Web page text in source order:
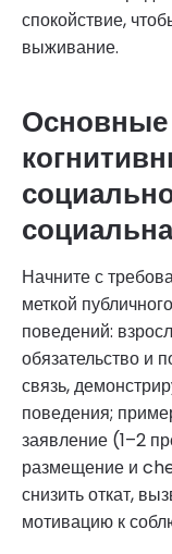
спокойствие,
выживание.
Основные
Начните с
меткой
поведений:
обязательство и
связь,
поведения;
заявление (1–2
размещение и
снизить откат,
мотивацию к